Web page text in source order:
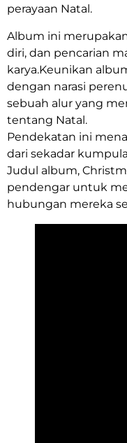
perayaan Natal.
Album ini
diri, dan pencarian
karya.Keunikan
dengan narasi
sebuah alur yang
tentang Natal.
Pendekatan ini
dari sekadar
Judul album,
pendengar untuk
hubungan mereka